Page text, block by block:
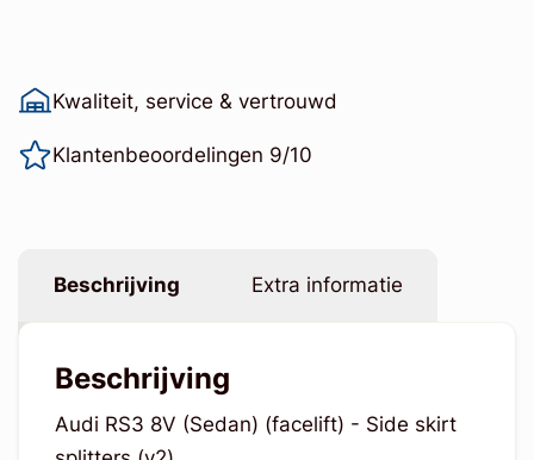
Kwaliteit, service & vertrouwd
Klantenbeoordelingen 9/10
Beschrijving Extra informatie
Beschrijving
Audi RS3 8V (Sedan) (facelift) - Side skirt